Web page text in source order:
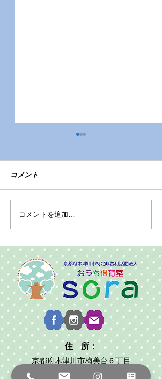
令和7年度園児募集
コメント
コメントを追加…
住 所：
京都府木津川市梅美台６丁目
*駐車スペース 5台